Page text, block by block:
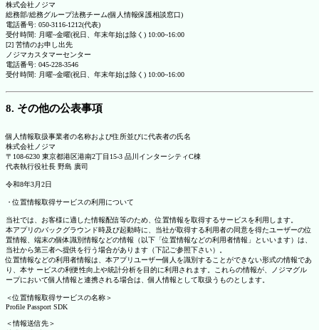
株式会社ノジマ
総務部/総務グループ法務チーム(個人情報保護相談窓口)
電話番号: 050-3116-1212(代表)
受付時間: 月曜~金曜(祝日、年末年始は除く) 10:00~16:00
[2] 苦情のお申し出先
ノジマカスタマーセンター
電話番号: 045-228-3546
受付時間: 月曜~金曜(祝日、年末年始は除く) 10:00~16:00
8. その他の公表事項
個人情報取扱事業者の名称および住所並びに代表者の氏名
株式会社ノジマ
〒108-6230 東京都港区港南2丁目15-3 品川インターシティC棟
代表執行役社長 野島 廣司
令和8年3月2日
・位置情報取得サービスの利用について
当社では、お客様に適した情報配信等のため、位置情報を取得するサービスを利用します。
本アプリのバックグラウンド時及び起動時に、当社が取得する利用者の同意を得たユーザーの位
置情報、端末の個体識別情報などの情報（以下「位置情報などの利用者情報」といいます）は、
当社から第三者へ提供を行う場合があります（下記ご参照下さい）。
位置情報などの利用者情報は、本アプリユーザー個人を識別することができない形式の情報であ
り、本サ ービスの利便性向上や統計分析を目的に利用されます。これらの情報が、ノジマグル
ープにおいて個人情報と連携される場合は、個人情報として取扱うものとします。
＜位置情報取得サービスの名称＞
Profile Passport SDK
＜情報送信先＞